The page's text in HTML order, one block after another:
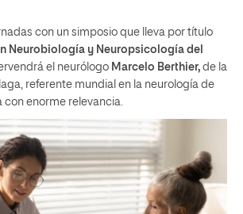
con un simposio que lleva por título
Neurobiología y Neuropsicología del
el neurólogo Marcelo Berthier, de la
referente mundial en la neurología de
con enorme relevancia.